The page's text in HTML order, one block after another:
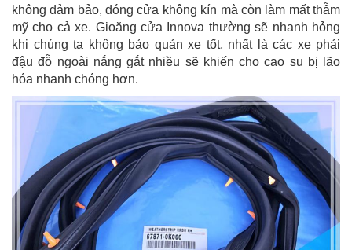
không đảm bảo, đóng cửa không kín mà còn làm mất thẫm
mỹ cho cả xe. Gioăng cửa Innova thường sẽ nhanh hỏng
khi chúng ta không bảo quản xe tốt, nhất là các xe phải
đậu đỗ ngoài nắng gắt nhiều sẽ khiến cho cao su bị lão
hóa nhanh chóng hơn.